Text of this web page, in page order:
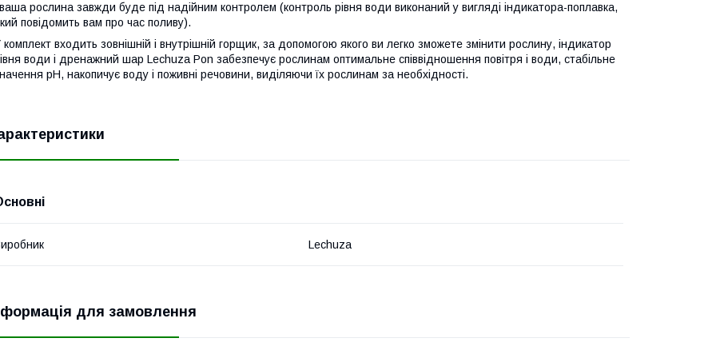
ваша рослина завжди буде під надійним контролем (контроль рівня води виконаний у вигляді індикатора-поплавка,
повідомить вам про час поливу).
комплект входить зовнішній і внутрішній горщик, за допомогою якого ви легко зможете змінити рослину, індикатор
води і дренажний шар Lechuza Pon забезпечує рослинам оптимальне співвідношення повітря і води, стабільне
pH, накопичує воду і поживні речовини, виділяючи їх рослинам за необхідності.
Lechuza
для замовлення